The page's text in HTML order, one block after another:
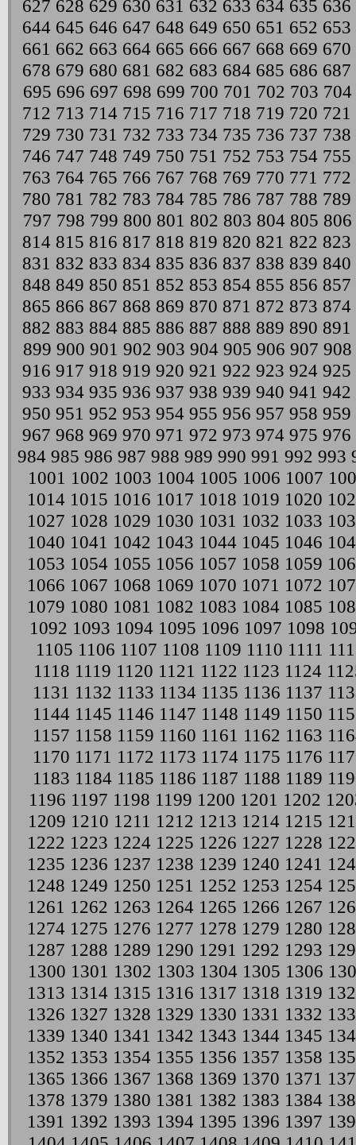
627 628 629 630 631 632 633 634 635 636
644 645 646 647 648 649 650 651 652 653
661 662 663 664 665 666 667 668 669 670
678 679 680 681 682 683 684 685 686 687
695 696 697 698 699 700 701 702 703 704
712 713 714 715 716 717 718 719 720 721
729 730 731 732 733 734 735 736 737 738
746 747 748 749 750 751 752 753 754 755
763 764 765 766 767 768 769 770 771 772
780 781 782 783 784 785 786 787 788 789
797 798 799 800 801 802 803 804 805 806
814 815 816 817 818 819 820 821 822 823
831 832 833 834 835 836 837 838 839 840
848 849 850 851 852 853 854 855 856 857
865 866 867 868 869 870 871 872 873 874
882 883 884 885 886 887 888 889 890 891
899 900 901 902 903 904 905 906 907 908
916 917 918 919 920 921 922 923 924 925
933 934 935 936 937 938 939 940 941 942
950 951 952 953 954 955 956 957 958 959
967 968 969 970 971 972 973 974 975 976
984 985 986 987 988 989 990 991 992 993
1001 1002 1003 1004 1005 1006 1007
1014 1015 1016 1017 1018 1019 1020
1027 1028 1029 1030 1031 1032 1033
1040 1041 1042 1043 1044 1045 1046
1053 1054 1055 1056 1057 1058 1059
1066 1067 1068 1069 1070 1071 1072
1079 1080 1081 1082 1083 1084 1085
1092 1093 1094 1095 1096 1097 1098
1105 1106 1107 1108 1109 1110 1111
1118 1119 1120 1121 1122 1123 1124
1131 1132 1133 1134 1135 1136 1137
1144 1145 1146 1147 1148 1149 1150
1157 1158 1159 1160 1161 1162 1163
1170 1171 1172 1173 1174 1175 1176
1183 1184 1185 1186 1187 1188 1189
1196 1197 1198 1199 1200 1201 1202
1209 1210 1211 1212 1213 1214 1215
1222 1223 1224 1225 1226 1227 1228
1235 1236 1237 1238 1239 1240 1241
1248 1249 1250 1251 1252 1253 1254
1261 1262 1263 1264 1265 1266 1267
1274 1275 1276 1277 1278 1279 1280
1287 1288 1289 1290 1291 1292 1293
1300 1301 1302 1303 1304 1305 1306
1313 1314 1315 1316 1317 1318 1319
1326 1327 1328 1329 1330 1331 1332
1339 1340 1341 1342 1343 1344 1345
1352 1353 1354 1355 1356 1357 1358
1365 1366 1367 1368 1369 1370 1371
1378 1379 1380 1381 1382 1383 1384
1391 1392 1393 1394 1395 1396 1397